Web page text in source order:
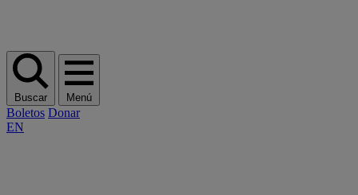
Buscar Menú
Boletos Donar
EN